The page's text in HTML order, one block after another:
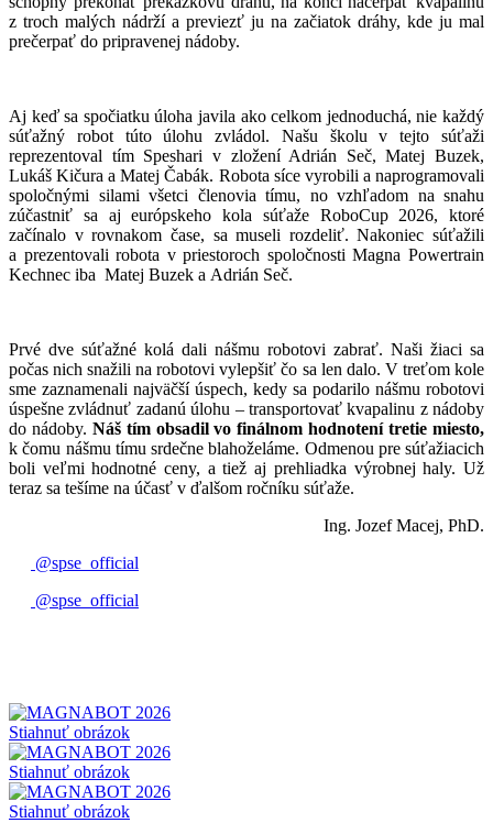
z troch malých nádrží a previezť ju na začiatok dráhy, kde ju mal
prečerpať do pripravenej nádoby.
Aj keď sa spočiatku úloha javila ako celkom jednoduchá, nie každý
súťažný robot túto úlohu zvládol. Našu školu v tejto súťaži
reprezentoval tím Speshari v zložení Adrián Seč, Matej Buzek,
Lukáš Kičura a Matej Čabák. Robota síce vyrobili a naprogramovali
spoločnými silami všetci členovia tímu, no vzhľadom na snahu
zúčastniť sa aj európskeho kola súťaže RoboCup 2026, ktoré
začínalo v rovnakom čase, sa museli rozdeliť. Nakoniec súťažili
a prezentovali robota v priestoroch spoločnosti Magna Powertrain
Kechnec iba Matej Buzek a Adrián Seč.
Prvé dve súťažné kolá dali nášmu robotovi zabrať. Naši žiaci sa
počas nich snažili na robotovi vylepšiť čo sa len dalo. V treťom kole
sme zaznamenali najväčší úspech, kedy sa podarilo nášmu robotovi
úspešne zvládnuť zadanú úlohu – transportovať kvapalinu z nádoby
do nádoby. Náš tím obsadil vo finálnom hodnotení tretie miesto,
k čomu nášmu tímu srdečne blahoželáme. Odmenou pre súťažiacich
boli veľmi hodnotné ceny, a tiež aj prehliadka výrobnej haly. Už
teraz sa tešíme na účasť v ďalšom ročníku súťaže.
Ing. Jozef Macej, PhD.
@spse_official
@spse_official
Stiahnuť obrázok
Stiahnuť obrázok
Stiahnuť obrázok